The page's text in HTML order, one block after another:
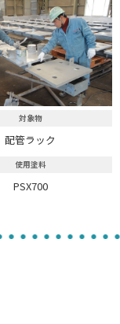
対象物
配管ラック
使用塗料
PSX700